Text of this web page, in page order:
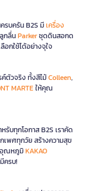
รบครัน B2S มีเครื่อง
กลื่นParkerชุดดินสอกด
อกใช้ได้อย่างจุใจ
ตัวจริง ทั้งสีไม้Colleen,
MARTEให้คุณ
บทุกโอกาส B2S เราคัด
เพศทุกวัย สร้างความสุข
อุณหภูมิKAKAO
ครบ!